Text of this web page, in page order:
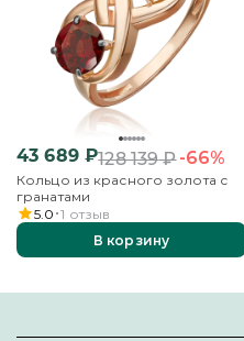
43 689₽128 139₽-66%
Кольцо из красного золота с
гранатами
5.0 1 отзыв
В корзину